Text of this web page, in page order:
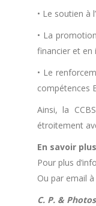
• Le soutien à
• La
financier et en
• Le
compétences
Ainsi, la
étroitement
En savoir plus
Pour plus
Ou par email
C. P. &